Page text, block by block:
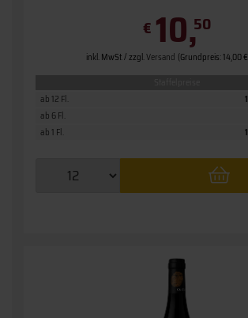
€ 10,50
inkl. MwSt. / zzgl.Versand (Grundpreis: 14,00
ab 1 Fl.
ab 6 Fl.
ab 12 Fl.